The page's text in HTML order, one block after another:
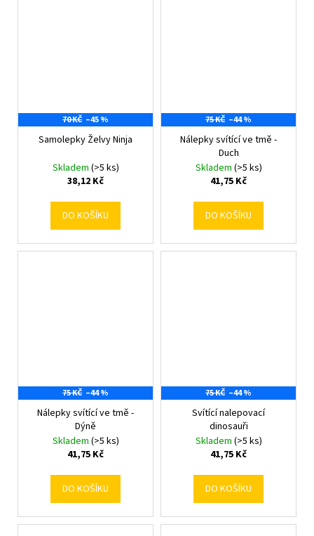
70 KČ –45 %
Samolepky Želvy Ninja
Skladem (>5 ks)
38,12 Kč
DO KOŠÍKU
75 KČ –44 %
Nálepky svítící ve tmě -
Duch
Skladem (>5 ks)
41,75 Kč
DO KOŠÍKU
75 KČ –44 %
Nálepky svítící ve tmě -
Dýně
Skladem (>5 ks)
41,75 Kč
DO KOŠÍKU
75 KČ –44 %
Svítící nalepovací
dinosauři
Skladem (>5 ks)
41,75 Kč
DO KOŠÍKU